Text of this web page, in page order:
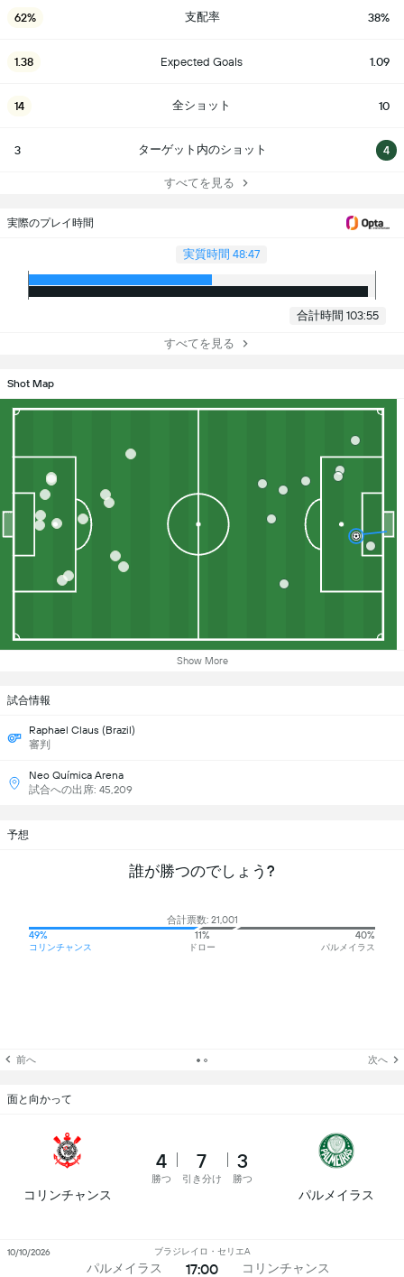
62% 支配率 38%
1.38 Expected Goals 1.09
14 全ショット 10
3 ターゲット内のショット 4
すべてを見る
実際のプレイ時間
実質時間 48:47
合計時間 103:55
すべてを見る
Shot Map
Show More
試合情報
Raphael Claus (Brazil)
審判
Neo Química Arena
試合への出席: 45,209
予想
誰が勝つのでしょう?
合計票数: 21,001
49%
コリンチャンス
11%
ドロー
40%
パルメイラス
前へ 次へ
面と向かって
コリンチャンス
4
勝つ
7
引き分け
3
勝つ
パルメイラス
パルメイラス
ブラジレイロ・セリエA
17:00 コリンチャンス
10/10/2026